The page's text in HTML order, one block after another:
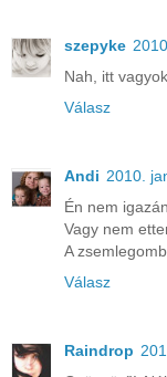
szepyke
Nah, itt
Válasz
Andi 2010.
Én nem
Vagy nem
A
Válasz
Raindrop